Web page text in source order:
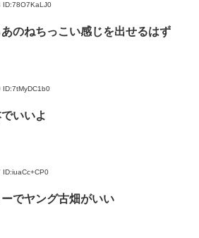
ID:78O7KaLJ0
のねちっこい感じを出せるはず
ID:7tMyDC1b0
いいよ
ID:iuaCc+CP0
でヤング古畑がいい